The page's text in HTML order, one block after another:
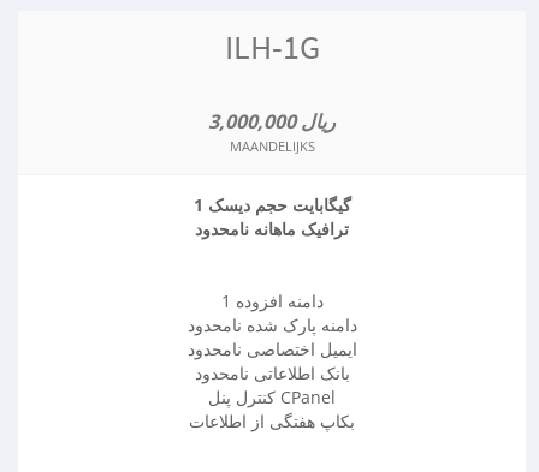
ILH-1G
3,000,000 ریال
MAANDELIJKS
1 گیگابایت حجم دیسک
ترافیک ماهانه نامحدود
1 دامنه افزوده
دامنه پارک شده نامحدود
ایمیل اختصاصی نامحدود
بانک اطلاعاتی نامحدود
کنترل پنل CPanel
بکاپ هفتگی از اطلاعات